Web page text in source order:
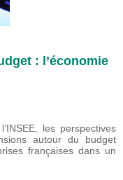
: l’économie
les perspectives
autour du budget
françaises dans un